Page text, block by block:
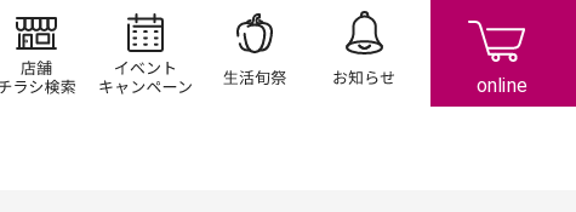
店舗/チラシ検索イベント/キャンペーン
生活旬祭 お知らせ